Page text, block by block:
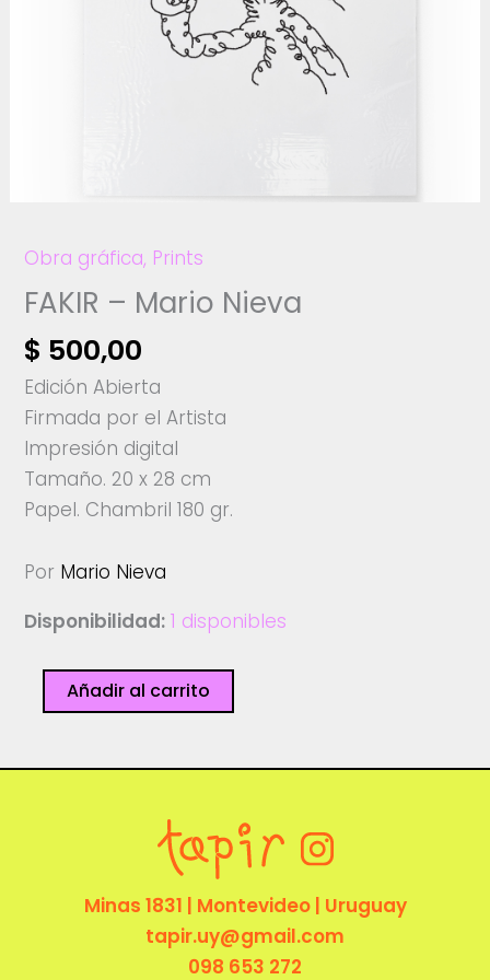
Obra gráfica, Prints
FAKIR – Mario Nieva
$ 500,00
Edición Abierta
Firmada por el Artista
Impresión digital
Tamaño. 20 x 28 cm
Papel. Chambril 180 gr.
Por Mario Nieva
Disponibilidad: 1 disponibles
FAKIR
Nieva
Añadir al carrito
Minas 1831 | Montevideo | Uruguay
tapir.uy@gmail.com
098 653 272